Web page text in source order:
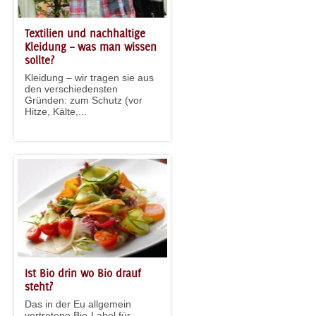
Textilien und nachhaltige
Kleidung – was man wissen
sollte?
Kleidung – wir tragen sie aus
den verschiedensten
Gründen: zum Schutz (vor
Hitze, Kälte,...
Ist Bio drin wo Bio drauf
steht?
Das in der Eu allgemein